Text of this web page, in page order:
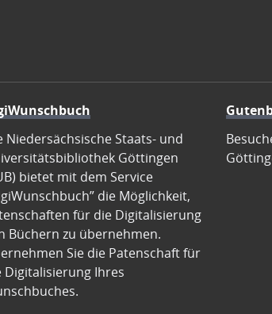
Niedersächsische Staats- und
Göttingen
bietet mit dem Service
die Möglichkeit,
für die Digitalisierung
Büchern zu übernehmen.
Sie die Patenschaft für
Digitalisierung Ihres